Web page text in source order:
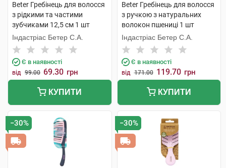
Beter Гребінець для волосся
з рідкими та частими
зубчиками 12,5 см 1 шт
Індастріас Бетер С.А.
Є в наявності
від 99.00 69.30 грн
КУПИТИ
Beter Гребінець для волосся
з ручкою з натуральних
волокон пшениці 1 шт
Індастріас Бетер С.А.
Є в наявності
від 171.00 119.70 грн
КУПИТИ
−30% −30%